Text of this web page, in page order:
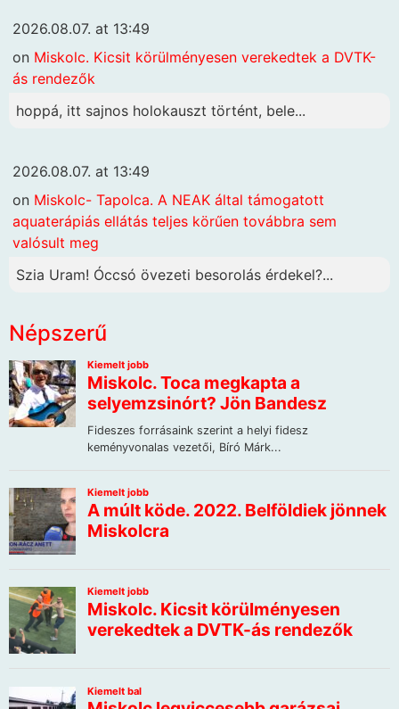
2026.08.07. at 13:49
on Miskolc. Kicsit körülményesen verekedtek a DVTK-
ás rendezők
hoppá, itt sajnos holokauszt történt, bele...
2026.08.07. at 13:49
on Miskolc- Tapolca. A NEAK által támogatott
aquaterápiás ellátás teljes körűen továbbra sem
valósult meg
Szia Uram! Óccsó övezeti besorolás érdekel?...
Népszerű